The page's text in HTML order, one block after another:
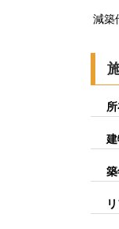
減築